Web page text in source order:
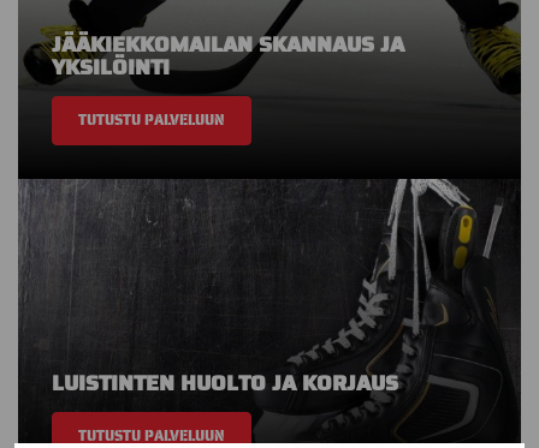
JÄÄKIEKKOMAILAN SKANNAUS JA
YKSILÖINTI
TUTUSTU PALVELUUN
LUISTINTEN HUOLTO JA KORJAUS
TUTUSTU PALVELUUN